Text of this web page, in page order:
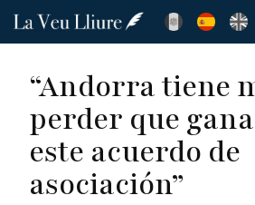
Pasar
principal
“Andorra tiene
perder que
este acuerdo de
asociación”